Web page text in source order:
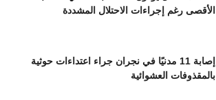
الأقصى رغم إجراءات الاحتلال المشددة
إصابة 11 مدنيًا في نجران جراء اعتداءات حوثية
بالمقذوفات العشوائية